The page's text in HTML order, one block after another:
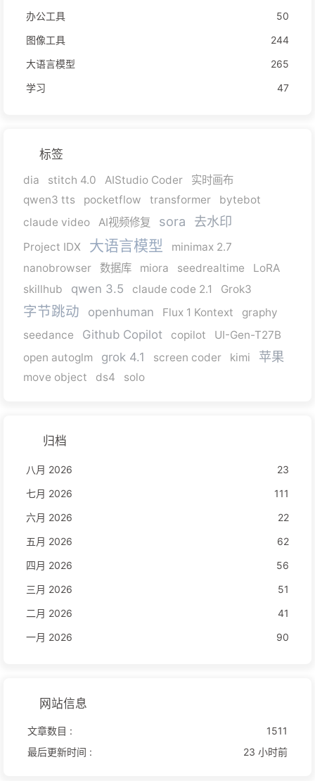
办公工具
50
图像工具
244
大语言模型
265
学习
47
标签
dia stitch 4.0 AIStudio Coder
实时画布
qwen3 tts
pocketflow transformer
bytebot
claude video
AI视频修复 sora 去水印
Project IDX 大语言模型
minimax 2.7
nanobrowser
数据库 miora seedrealtime
LoRA
skillhub
qwen 3.5 claude code 2.1 Grok3
字节跳动 openhuman Flux 1 Kontext
graphy
seedance
Github Copilot copilot
UI-Gen-T27B
open autoglm
grok 4.1 screen coder kimi 苹果
move object ds4 solo
归档
八月 2026
23
七月 2026
111
六月 2026
22
五月 2026
62
四月 2026
56
三月 2026
51
二月 2026
41
一月 2026
90
网站信息
文章数目 :
1511
最后更新时间 :
23 小时前